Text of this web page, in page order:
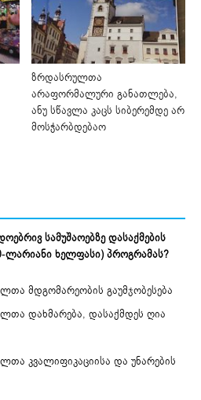
ზრდასრულთა
არაფორმალური განათლება,
ანუ სწავლა კაცს სიბერემდე არ
მოსჭარბდებაო
სამუშაოებზე დასაქმების
ლარიანი ხელფასი) პროგრამას?
მდგომარეობის გაუმჯობესება
დახმარება, დასაქმდეს ღია
კვალიფიკაციისა და უნარების